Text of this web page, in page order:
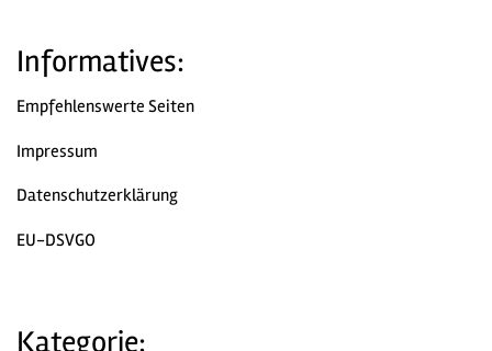
Informatives:
Empfehlenswerte Seiten
Impressum
Datenschutzerklärung
EU-DSVGO
Kategorie: